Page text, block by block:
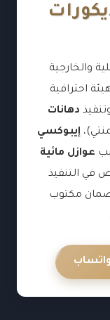
والخارجية
احترافية
دهانات
إيبوكسي
عوازل مائية
في التنفيذ
ضمان مكتوب